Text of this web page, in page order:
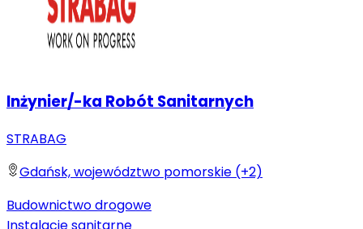
Inżynier/-ka Robót Sanitarnych
STRABAG
Gdańsk, województwo pomorskie (+2)
Budownictwo drogowe